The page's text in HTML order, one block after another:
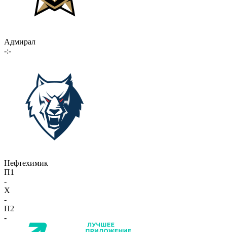
Адмирал
-:-
Нефтехимик
П1
-
X
-
П2
-